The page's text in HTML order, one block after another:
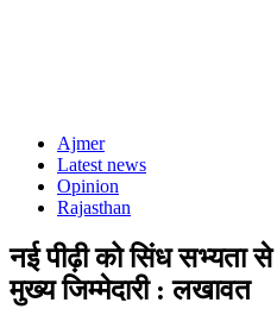
Ajmer
Latest news
Opinion
Rajasthan
नई पीढ़ी को सिंध सभ्यता से
मुख्य जिम्मेदारी : लखावत